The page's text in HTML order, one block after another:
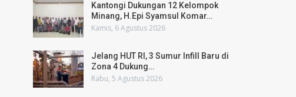
Kantongi Dukungan 12 Kelompok
Minang, H.Epi Syamsul Komar…
Kamis, 6 Agustus 2026
Jelang HUT RI, 3 Sumur Infill Baru di
Zona 4 Dukung…
Rabu, 5 Agustus 2026